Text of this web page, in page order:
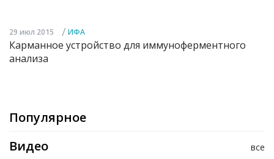
29 июл 2015 / ИФА
Карманное устройство для иммуноферментного
анализа
Популярное
все
Видео